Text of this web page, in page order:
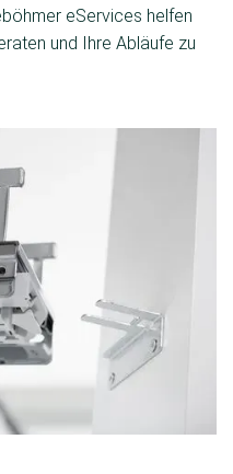
eServices helfen
und Ihre Abläufe zu